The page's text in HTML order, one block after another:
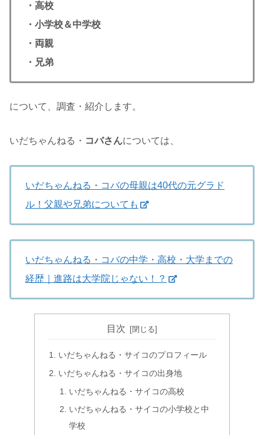
・高校
・小学校＆中学校
・両親
・兄弟
について、調査・紹介します。
いだちゃんねる・ コバさんについては、
いだちゃんねる・コバの母親は40代の元グラド
ル！父親や兄弟についても
いだちゃんねる・コバの中学・高校・大学までの
経歴｜進路は大学院じゃない！？
目次
いだちゃんねる・サイコのプロフィール
いだちゃんねる・サイコの出身地
いだちゃんねる・サイコの高校
いだちゃんねる・サイコの小学校と中
学校